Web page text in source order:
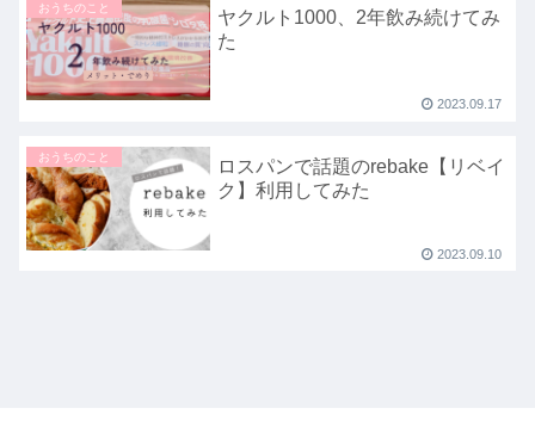
おうちのこと
ヤクルト1000、2年飲み続けてみ
た
2023.09.17
おうちのこと
ロスパンで話題のrebake【リベイ
ク】利用してみた
2023.09.10